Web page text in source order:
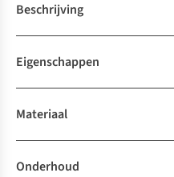
Beschrijving
Eigenschappen
Materiaal
Onderhoud